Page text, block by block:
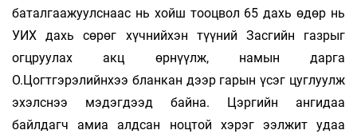
баталгаажуулснаас нь хойш тооцвол 65 дахь өдөр нь
УИХ дахь сөрөг хүчнийхэн түүний Засгийн газрыг
огцруулах акц өрнүүлж, намын дарга
О.Цогтгэрэлийнхээ бланкан дээр гарын үсэг цуглуулж
эхэлснээ мэдэгдээд байна. Цэргийн ангидаа
байлдагч амиа алдсан ноцтой хэрэг ээлжит удаа